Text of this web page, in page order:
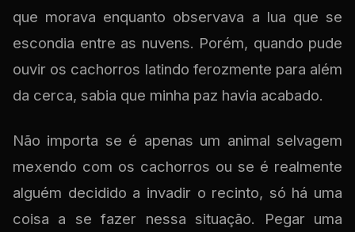
que morava enquanto observava a lua que se
escondia entre as nuvens. Porém, quando pude
ouvir os cachorros latindo ferozmente para além
da cerca, sabia que minha paz havia acabado.
Não importa se é apenas um animal selvagem
mexendo com os cachorros ou se é realmente
alguém decidido a invadir o recinto, só há uma
coisa a se fazer nessa situação. Pegar uma